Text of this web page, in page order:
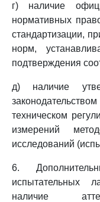
г) наличие
нормативных
стандартизации,
норм,
подтверждения
д) наличие
техническом
измерений
исследований
6.
испытательных
наличие